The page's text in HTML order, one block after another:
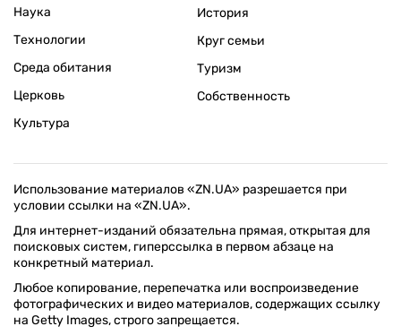
Наука
Технологии
Среда обитания
Церковь
Культура
История
Круг семьи
Туризм
Собственность
Использование материалов «ZN.UA» разрешается при
условии ссылки на «ZN.UA».
Для интернет-изданий обязательна прямая, открытая для
поисковых систем, гиперссылка в первом абзаце на
конкретный материал.
Любое копирование, перепечатка или воспроизведение
фотографических и видео материалов, содержащих ссылку
на Getty Images, строго запрещается.